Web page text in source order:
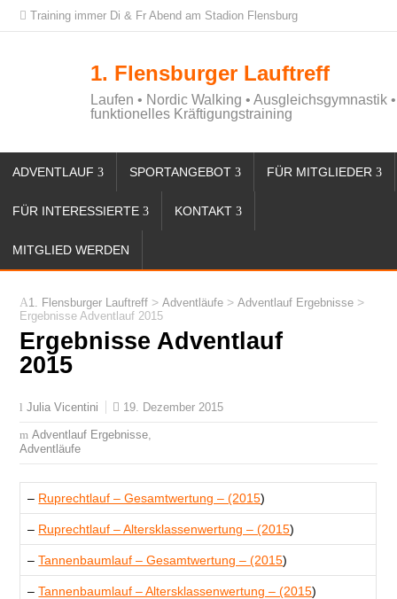
Training immer Di & Fr Abend am Stadion Flensburg
1. Flensburger Lauftreff
Laufen • Nordic Walking • Ausgleichsgymnastik •
funktionelles Kräftigungstraining
ADVENTLAUF SPORTANGEBOT FÜR MITGLIEDER
FÜR INTERESSIERTE KONTAKT
MITGLIED WERDEN
1. Flensburger Lauftreff >Adventläufe >Adventlauf Ergebnisse >
Ergebnisse Adventlauf 2015
Ergebnisse Adventlauf
2015
Julia Vicentini 19. Dezember 2015
Adventlauf Ergebnisse,
Adventläufe
– Ruprechtlauf – Gesamtwertung – (2015)
– Ruprechtlauf – Altersklassenwertung – (2015)
–Tannenbaumlauf – Gesamtwertung – (2015)
–Tannenbaumlauf – Altersklassenwertung – (2015)